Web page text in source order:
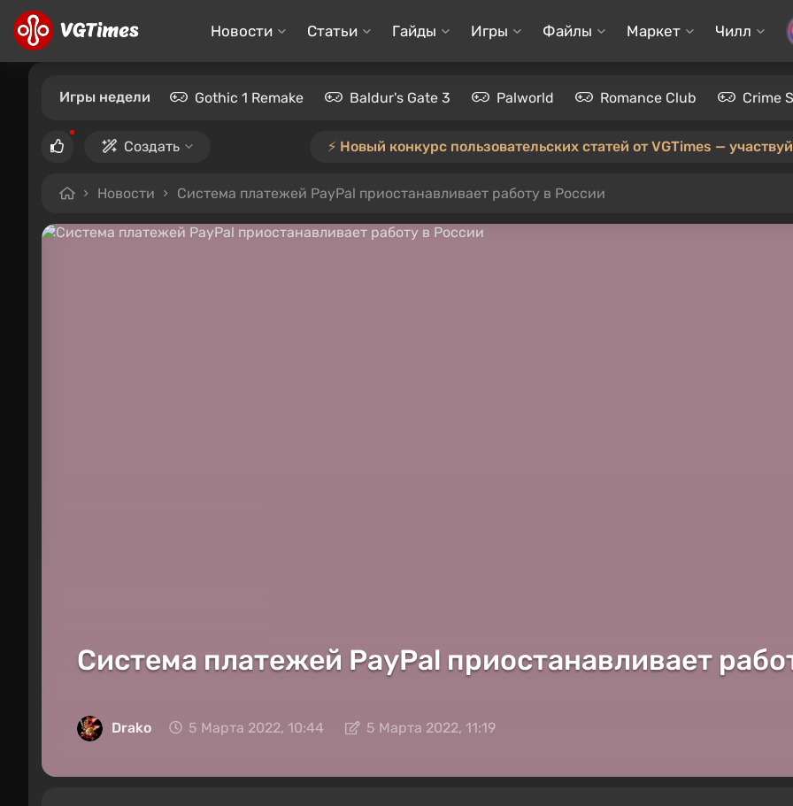
Новости Статьи Гайды Игры Файлы Маркет Чилл
Игры недели Gothic 1 Remake Baldur's Gate 3 Palworld Romance Club Crime
Создать ⚡️ Новый конкурс пользовательских статей от VGTimes —
Новости Система платежей PayPal приостанавливает работу в России
Система платежей PayPal приостанавливает
Drako 5 Марта 2022, 10:44 5 Марта 2022, 11:19